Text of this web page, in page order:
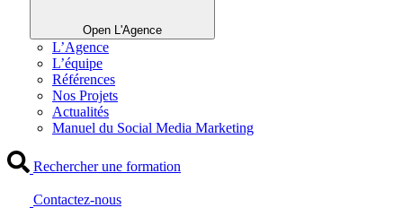
Open L'Agence
L’Agence
L’équipe
Références
Nos Projets
Actualités
Manuel du Social Media Marketing
Rechercher une formation
Contactez-nous